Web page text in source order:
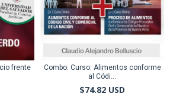
frente
Combo: Curso: Alimentos conforme
al Códi...
$74.82 USD